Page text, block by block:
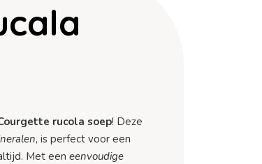
rucola soep! Deze
, is perfect voor een
Met een eenvoudige